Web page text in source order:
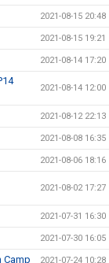
2021-08-15 20:48
2021-08-15 19:21
2021-08-14 17:20
2021-08-14 12:00
2021-08-12 22:13
2021-08-08 16:35
2021-08-06 18:16
2021-08-02 17:27
2021-07-31 16:30
2021-07-30 16:05
Camp 2021-07-24 10:28